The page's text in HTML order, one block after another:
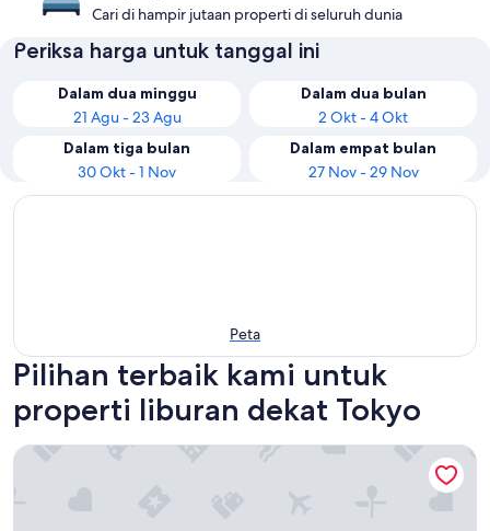
Cari di hampir jutaan properti di seluruh dunia
Periksa harga untuk tanggal ini
Dalam dua minggu
21 Agu - 23 Agu
Dalam dua bulan
2 Okt - 4 Okt
Dalam tiga bulan
30 Okt - 1 Nov
Dalam empat bulan
27 Nov - 29 Nov
Peta
Pilihan terbaik kami untuk
properti liburan dekat Tokyo
Citadines Shinjuku Tokyo